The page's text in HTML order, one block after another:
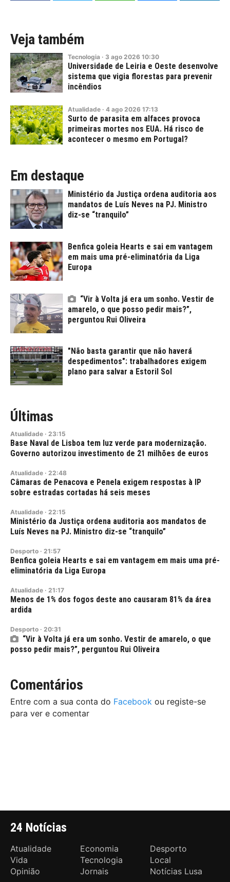
Veja também
Tecnologia · 3 ago 2026 10:30
Universidade de Leiria e Oeste desenvolve
sistema que vigia florestas para prevenir
incêndios
Atualidade · 4 ago 2026 17:13
Surto de parasita em alfaces provoca
primeiras mortes nos EUA. Há risco de
acontecer o mesmo em Portugal?
Em destaque
Ministério da Justiça ordena auditoria aos
mandatos de Luís Neves na PJ. Ministro
diz-se “tranquilo”
Benfica goleia Hearts e sai em vantagem
em mais uma pré-eliminatória da Liga
Europa
“Vir à Volta já era um sonho. Vestir de
amarelo, o que posso pedir mais?”,
perguntou Rui Oliveira
"Não basta garantir que não haverá
despedimentos": trabalhadores exigem
plano para salvar a Estoril Sol
Últimas
Atualidade · 23:15
Base Naval de Lisboa tem luz verde para modernização.
Governo autorizou investimento de 21 milhões de euros
Atualidade · 22:48
Câmaras de Penacova e Penela exigem respostas à IP
sobre estradas cortadas há seis meses
Atualidade · 22:15
Ministério da Justiça ordena auditoria aos mandatos de
Luís Neves na PJ. Ministro diz-se “tranquilo”
Desporto · 21:57
Benfica goleia Hearts e sai em vantagem em mais uma pré-
eliminatória da Liga Europa
Atualidade · 21:17
Menos de 1% dos fogos deste ano causaram 81% da área
ardida
Desporto · 20:31
“Vir à Volta já era um sonho. Vestir de amarelo, o que
posso pedir mais?”, perguntou Rui Oliveira
Comentários
Entre com a sua conta do Facebook ou registe-se
para ver e comentar
24 Notícias
Atualidade Economia
Desporto
Vida
Tecnologia
Local
Opinião
Jornais Notícias Lusa